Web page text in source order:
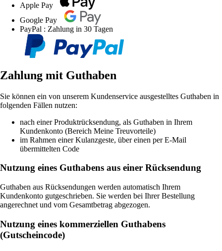
Apple Pay
Google Pay
PayPal : Zahlung in 30 Tagen
Zahlung mit Guthaben
Sie können ein von unserem Kundenservice ausgestelltes Guthaben in
folgenden Fällen nutzen:
nach einer Produktrücksendung, als Guthaben in Ihrem
Kundenkonto (Bereich Meine Treuvorteile)
im Rahmen einer Kulanzgeste, über einen per E-Mail
übermittelten Code
Nutzung eines Guthabens aus einer Rücksendung
Guthaben aus Rücksendungen werden automatisch Ihrem
Kundenkonto gutgeschrieben. Sie werden bei Ihrer Bestellung
angerechnet und vom Gesamtbetrag abgezogen.
Nutzung eines kommerziellen Guthabens
(Gutscheincode)